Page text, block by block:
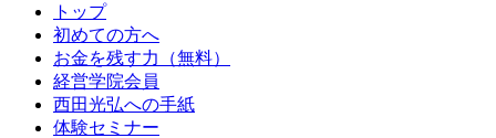
トップ
初めての方へ
お金を残す力（無料）
経営学院会員
西田光弘への手紙
体験セミナー